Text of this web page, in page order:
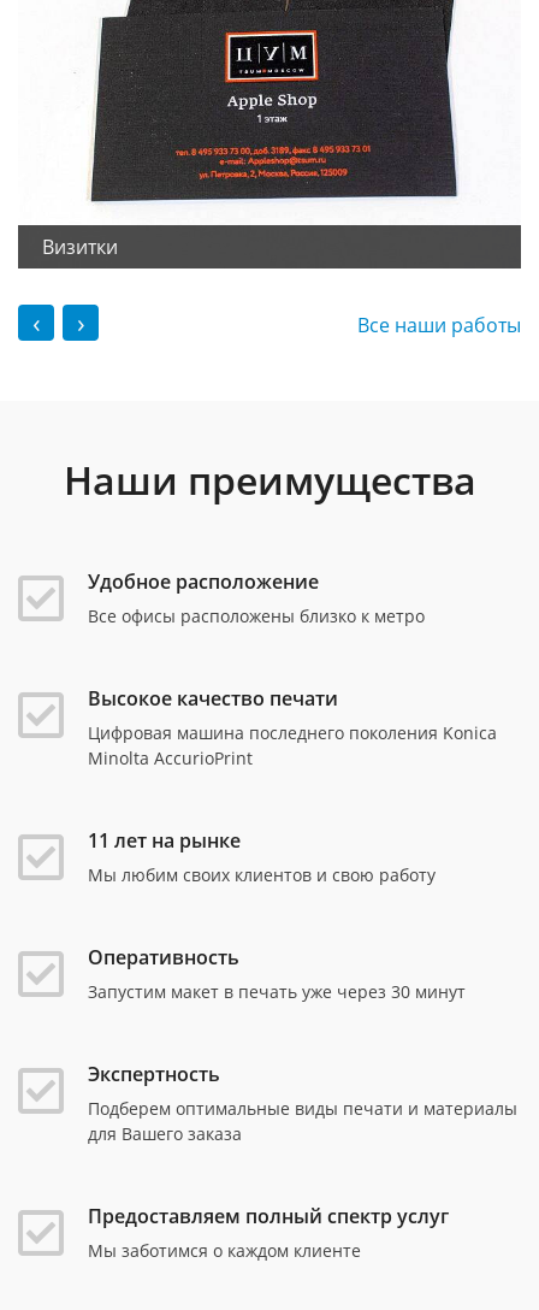
Визитки
‹ › Все наши работы
Наши преимущества
Удобное расположение
Все офисы расположены близко к метро
Высокое качество печати
Цифровая машина последнего поколения Konica
Minolta AccurioPrint
11 лет на рынке
Мы любим своих клиентов и свою работу
Оперативность
Запустим макет в печать уже через 30 минут
Экспертность
Подберем оптимальные виды печати и материалы
для Вашего заказа
Предоставляем полный спектр услуг
Мы заботимся о каждом клиенте